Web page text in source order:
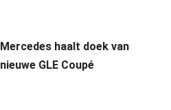
Mercedes haalt doek van
nieuwe GLE Coupé